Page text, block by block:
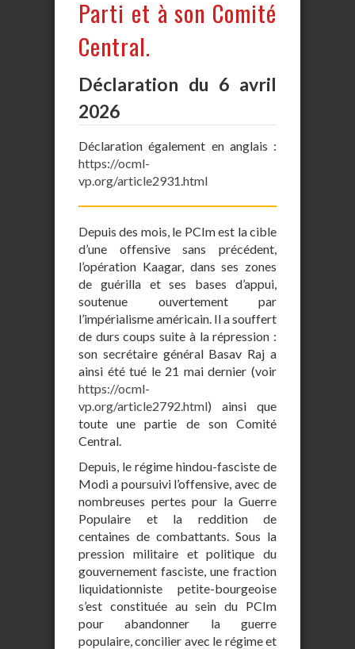
Parti et à son Comité
Central.
Déclaration du 6 avril
2026
Déclaration également en anglais :
https://ocml-
vp.org/article2931.html
Depuis des mois, le PCIm est la cible
d’une offensive sans précédent,
l’opération Kaagar, dans ses zones
de guérilla et ses bases d’appui,
soutenue ouvertement par
l’impérialisme américain. Il a souffert
de durs coups suite à la répression :
son secrétaire général Basav Raj a
ainsi été tué le 21 mai dernier (voir
https://ocml-
vp.org/article2792.html) ainsi que
toute une partie de son Comité
Central.
Depuis, le régime hindou-fasciste de
Modi a poursuivi l’offensive, avec de
nombreuses pertes pour la Guerre
Populaire et la reddition de
centaines de combattants. Sous la
pression militaire et politique du
gouvernement fasciste, une fraction
liquidationniste petite-bourgeoise
s’est constituée au sein du PCIm
pour abandonner la guerre
populaire, concilier avec le régime et